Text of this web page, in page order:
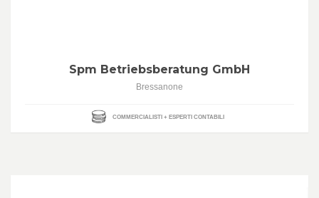
Spm Betriebsberatung GmbH
Bressanone
COMMERCIALISTI + ESPERTI CONTABILI